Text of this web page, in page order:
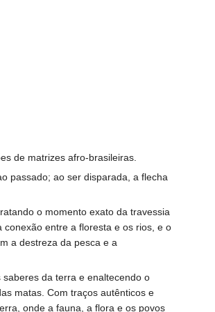
de matrizes afro-brasileiras.
passado; ao ser disparada, a flecha
o momento exato da travessia
entre a floresta e os rios, e o
a destreza da pesca e a
da terra e enaltecendo o
matas. Com traços autênticos e
onde a fauna, a flora e os povos